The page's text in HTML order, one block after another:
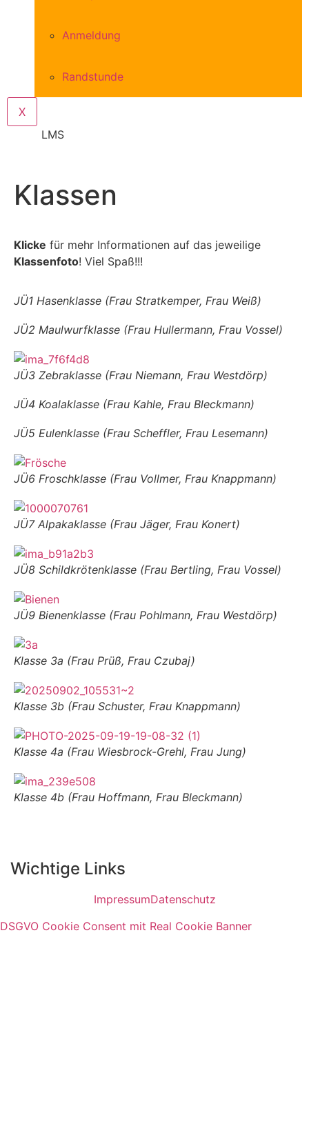
Anmeldung
Randstunde
X
LMS
Klassen
Klicke für mehr Informationen auf das jeweilige
Klassenfoto! Viel Spaß!!!
JÜ1 Hasenklasse (Frau Stratkemper, Frau Weiß)
JÜ2 Maulwurfklasse (Frau Hullermann, Frau Vossel)
JÜ3 Zebraklasse (Frau Niemann, Frau Westdörp)
JÜ4 Koalaklasse (Frau Kahle, Frau Bleckmann)
JÜ5 Eulenklasse (Frau Scheffler, Frau Lesemann)
JÜ6 Froschklasse (Frau Vollmer, Frau Knappmann)
JÜ7 Alpakaklasse (Frau Jäger, Frau Konert)
JÜ8 Schildkrötenklasse (Frau Bertling, Frau Vossel)
JÜ9 Bienenklasse (Frau Pohlmann, Frau Westdörp)
Klasse 3a (Frau Prüß, Frau Czubaj)
Klasse 3b (Frau Schuster, Frau Knappmann)
Klasse 4a (Frau Wiesbrock-Grehl, Frau Jung)
Klasse 4b (Frau Hoffmann, Frau Bleckmann)
Wichtige Links
ImpressumDatenschutz
DSGVO Cookie Consent mit Real Cookie Banner